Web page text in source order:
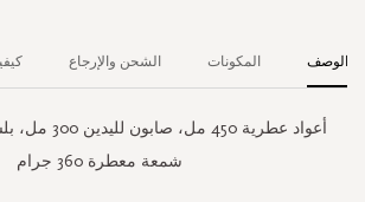
الوصف
شمعة معطرة 360 جرام
المكونات الشحن والإرجاع